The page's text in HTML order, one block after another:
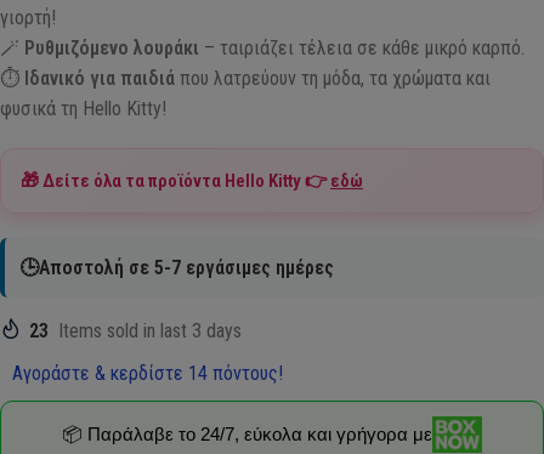
γιορτή!
🪄 Ρυθμιζόμενο λουράκι – ταιριάζει τέλεια σε κάθε μικρό καρπό.
⏱️ Ιδανικό για παιδιά που λατρεύουν τη μόδα, τα χρώματα και
φυσικά τη Hello Kitty!
🎁 Δείτε όλα τα προϊόντα Hello Kitty👉εδώ
🕒Αποστολή σε 5-7 εργάσιμες ημέρες
23 Items sold in last 3 days
Αγοράστε & κερδίστε 14 πόντους!
📦 Παράλαβε το 24/7, εύκολα και γρήγορα με